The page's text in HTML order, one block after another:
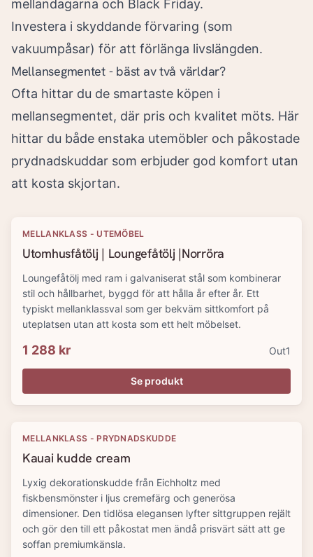
mellandagarna och Black Friday.
Investera i skyddande förvaring (som
vakuumpåsar) för att förlänga livslängden.
Mellansegmentet - bäst av två världar?
Ofta hittar du de smartaste köpen i
mellansegmentet, där pris och kvalitet möts. Här
hittar du både enstaka utemöbler och påkostade
prydnadskuddar som erbjuder god komfort utan
att kosta skjortan.
MELLANKLASS - UTEMÖBEL
Utomhusfåtölj | Loungefåtölj |Norröra
Loungefåtölj med ram i galvaniserat stål som kombinerar
stil och hållbarhet, byggd för att hålla år efter år. Ett
typiskt mellanklassval som ger bekväm sittkomfort på
uteplatsen utan att kosta som ett helt möbelset.
1 288 kr Out1
Se produkt
MELLANKLASS - PRYDNADSKUDDE
Kauai kudde cream
Lyxig dekorationskudde från Eichholtz med
fiskbensmönster i ljus cremefärg och generösa
dimensioner. Den tidlösa elegansen lyfter sittgruppen rejält
och gör den till ett påkostat men ändå prisvärt sätt att ge
soffan premiumkänsla.